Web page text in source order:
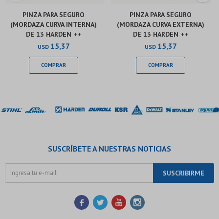
PINZA PARA SEGURO
(MORDAZA CURVA INTERNA)
DE 13 HARDEN ++
USD 15,37
PINZA PARA SEGURO
(MORDAZA CURVA EXTERNA)
DE 13 HARDEN ++
USD 15,37
SUSCRÍBETE A NUESTRAS NOTICIAS
SUSCRIBIRME
   